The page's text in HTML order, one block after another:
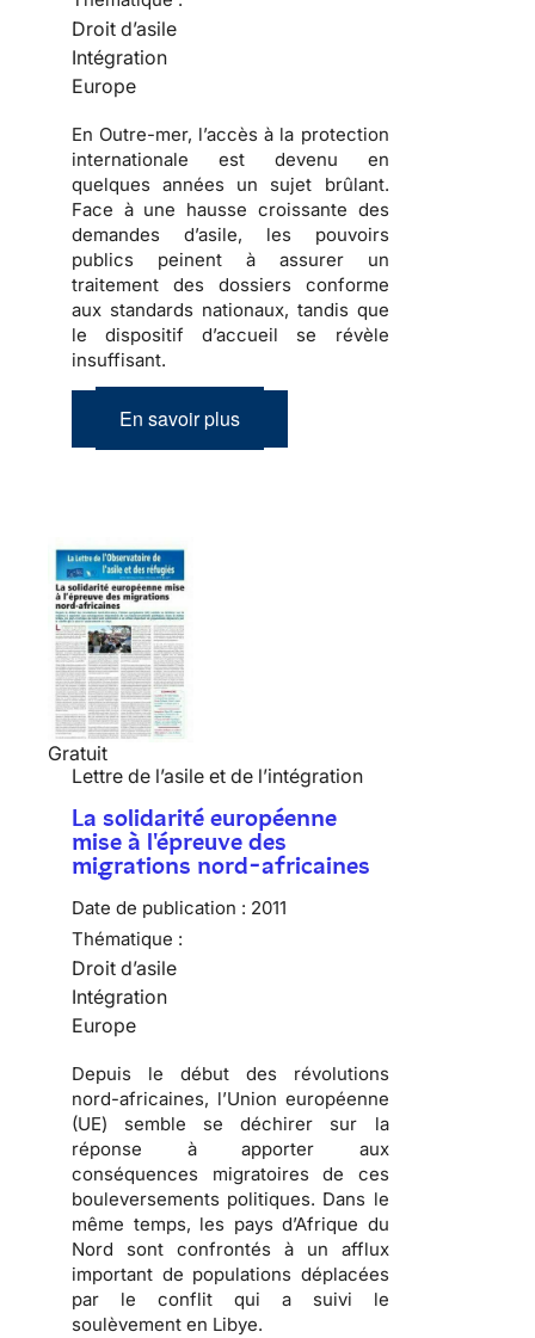
Droit d’asile
Intégration
Europe
En Outre-mer, l’accès à la protection
internationale est devenu en
quelques années un sujet brûlant.
Face à une hausse croissante des
demandes d’asile, les pouvoirs
publics peinent à assurer un
traitement des dossiers conforme
aux standards nationaux, tandis que
le dispositif d’accueil se révèle
insuffisant.
En savoir plus
Gratuit
Lettre de l’asile et de l’intégration
La solidarité européenne
mise à l'épreuve des
migrations nord-africaines
Date de publication : 2011
Thématique :
Droit d’asile
Intégration
Europe
Depuis le début des révolutions
nord-africaines, l’Union européenne
(UE) semble se déchirer sur la
réponse à apporter aux
conséquences migratoires de ces
bouleversements politiques. Dans le
même temps, les pays d’Afrique du
Nord sont confrontés à un afflux
important de populations déplacées
par le conflit qui a suivi le
soulèvement en Libye.